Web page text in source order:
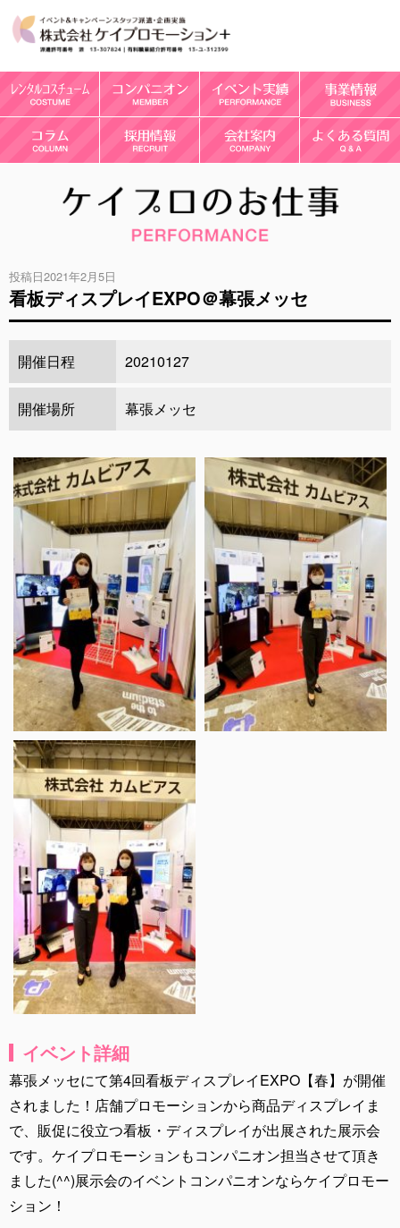
投稿日2021年2月5日
看板ディスプレイEXPO＠幕張メッセ
開催日程 20210127
開催場所 幕張メッセ
イベント詳細
幕張メッセにて第4回看板ディスプレイEXPO【春】が開催
されました！店舗プロモーションから商品ディスプレイま
で、販促に役立つ看板・ディスプレイが出展された展示会
です。ケイプロモーションもコンパニオン担当させて頂き
ました(^^)展示会のイベントコンパニオンならケイプロモー
ション！